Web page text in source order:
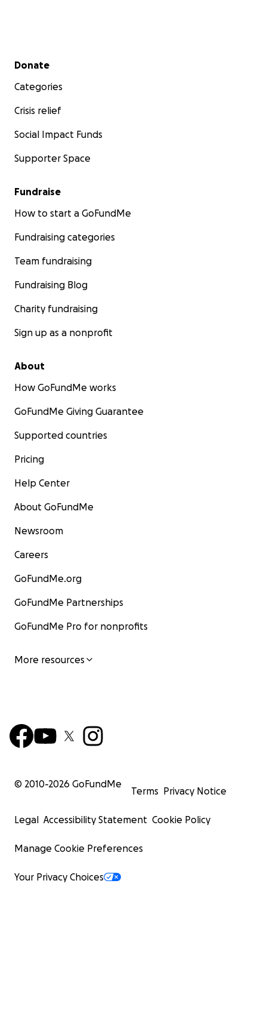
Secondary menu
Donate
Categories
Crisis relief
Social Impact Funds
Supporter Space
Fundraise
How to start a GoFundMe
Fundraising categories
Team fundraising
Fundraising Blog
Charity fundraising
Sign up as a nonprofit
About
How GoFundMe works
GoFundMe Giving Guarantee
Supported countries
Pricing
Help Center
About GoFundMe
Newsroom
Careers
GoFundMe.org
GoFundMe Partnerships
GoFundMe Pro for nonprofits
More resources
© 2010-2026 GoFundMe
Terms Privacy Notice
Legal Accessibility Statement Cookie Policy
Manage Cookie Preferences
Your Privacy Choices